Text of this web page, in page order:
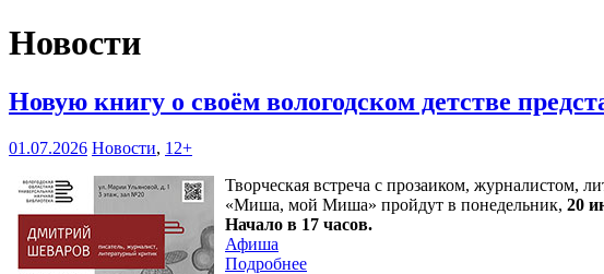
Новости
Новую книгу о своём вологодском детстве
01.07.2026 Новости, 12+
Творческая встреча с прозаиком, журналистом,
«Миша, мой Миша» пройдут в понедельник, 20
Начало в 17 часов.
Афиша
Подробнее